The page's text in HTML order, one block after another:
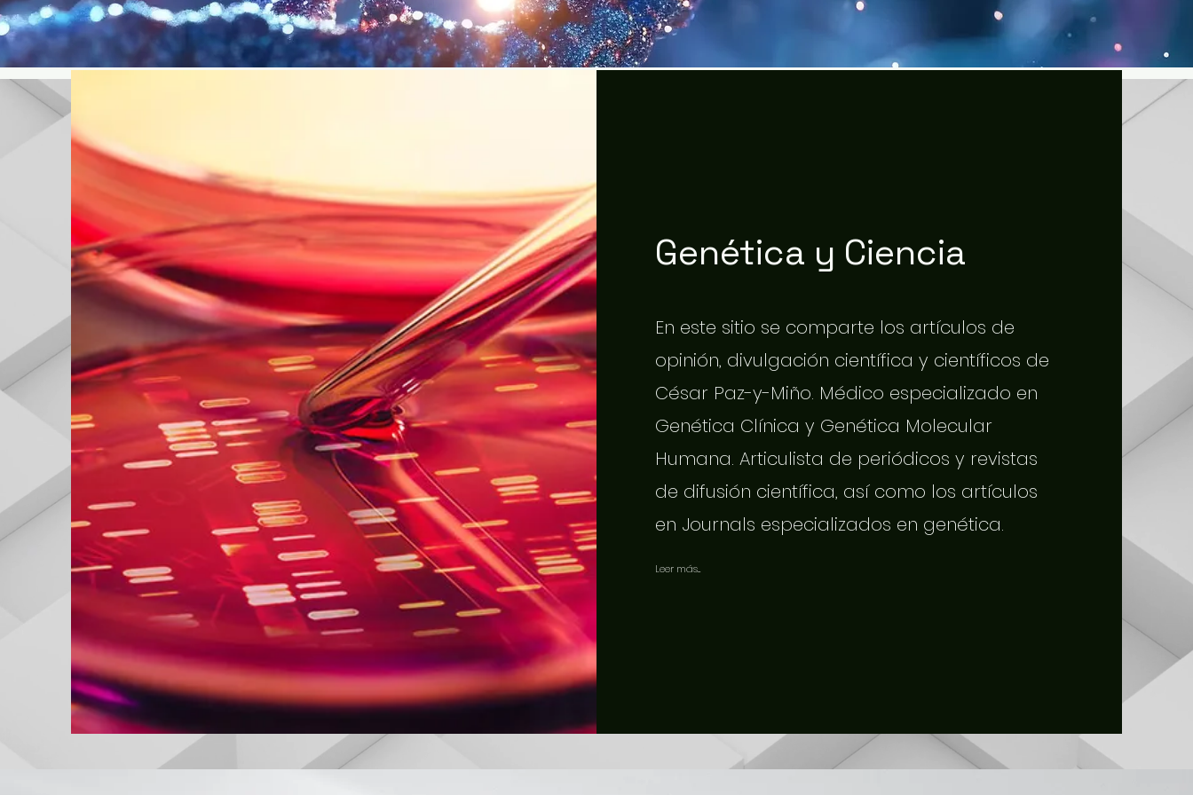
Genética y Ciencia
En este sitio se comparte los artículos de
opinión, divulgación científica y científicos de
César Paz-y-Miño. Médico especializado en
Genética Clínica y Genética Molecular
Humana. Articulista de periódicos y revistas
de difusión científica, así como los artículos
en Journals especializados en genética.
Leer más...